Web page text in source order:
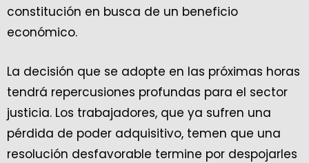
constitución en busca de un beneficio
económico.
La decisión que se adopte en las próximas horas
tendrá repercusiones profundas para el sector
justicia. Los trabajadores, que ya sufren una
pérdida de poder adquisitivo, temen que una
resolución desfavorable termine por despojarles